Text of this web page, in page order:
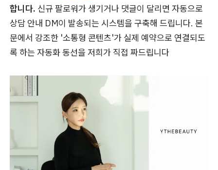
합니다. 신규 팔로워가 생기거나 댓글이 달리면 자동으로
상담 안내 DM이 발송되는 시스템을 구축해 드립니다. 본
문에서 강조한 '소통형 콘텐츠'가 실제 예약으로 연결되도
록 하는 자동화 동선을 저희가 직접 짜드립니다